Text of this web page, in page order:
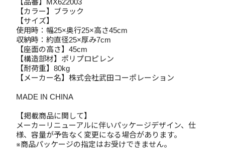
【品番】MX622003
【カラー】ブラック
【サイズ】
使用時：幅25×奥行25×高さ45cm
収納時：約直径25×厚み7cm
【座面の高さ】45cm
【構造部材】ポリプロピレン
【耐荷重】80kg
【メーカー名】株式会社武田コーポレーション
MADE IN CHINA
【掲載商品に関して】
メーカーリニューアルに伴いパッケージデザイン、仕
様、容量が予告なく変更になる場合があります。
※商品パッケージの指定はお受けできません。